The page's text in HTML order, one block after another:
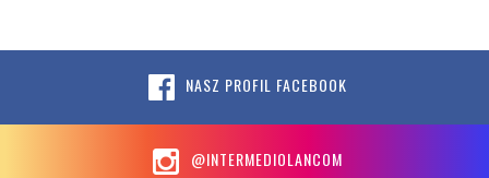
NASZ PROFIL FACEBOOK
@INTERMEDIOLANCOM